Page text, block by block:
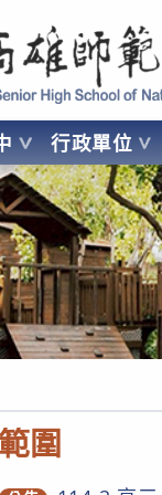
Senior High School
行政單位
OF NATIONAL
範圍